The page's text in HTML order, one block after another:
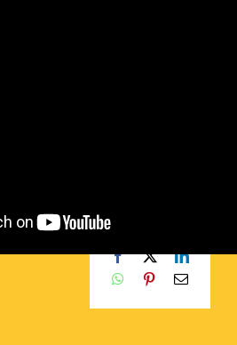
Facebook
X
WhatsApp
PinterestEmail